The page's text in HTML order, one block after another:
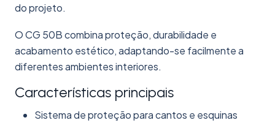
do projeto.
O CG 50B combina proteção, durabilidade e
acabamento estético, adaptando-se facilmente a
diferentes ambientes interiores.
Características principais
Sistema de proteção para cantos e esquinas